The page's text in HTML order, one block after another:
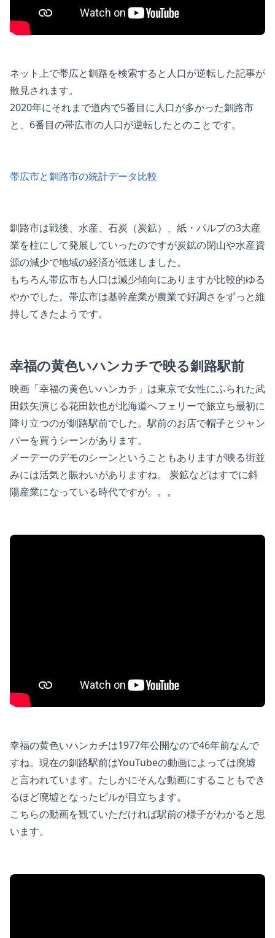
ネット上で帯広と釧路を検索すると人口が逆転した記事が
散見されます。
2020年にそれまで道内で5番目に人口が多かった釧路市
と、6番目の帯広市の人口が逆転したとのことです。
帯広市と釧路市の統計データ比較
釧路市は戦後、水産、石炭（炭鉱）、紙・パルプの3大産
業を柱にして発展していったのですが炭鉱の閉山や水産資
源の減少で地域の経済が低迷しました。
もちろん帯広市も人口は減少傾向にありますが比較的ゆる
やかでした。帯広市は基幹産業が農業で好調さをずっと維
持してきたようです。
幸福の黄色いハンカチで映る釧路駅前
映画「幸福の黄色いハンカチ」は東京で女性にふられた武
田鉄矢演じる花田欽也が北海道へフェリーで旅立ち最初に
降り立つのが釧路駅前でした。駅前のお店で帽子とジャン
パーを買うシーンがあります。
メーデーのデモのシーンということもありますが映る街並
みには活気と賑わいがありますね。 炭鉱などはすでに斜
陽産業になっている時代ですが。。。
幸福の黄色いハンカチは1977年公開なので46年前なんで
すね。現在の釧路駅前はYouTubeの動画によっては廃墟
と言われています。たしかにそんな動画にすることもでき
るほど廃墟となったビルが目立ちます。
こちらの動画を観ていただければ駅前の様子がわかると思
います。